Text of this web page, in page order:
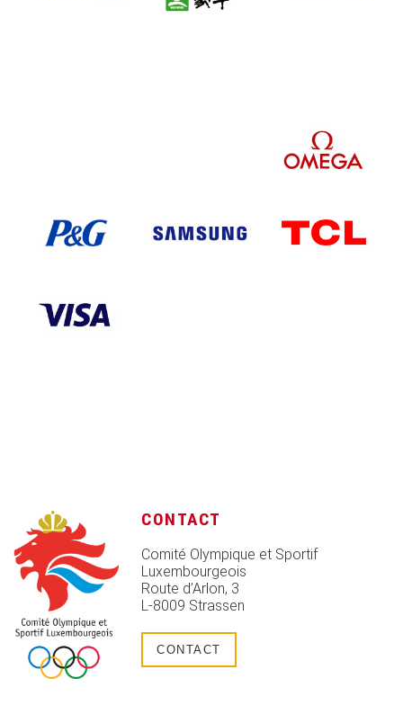
CONTACT
Comité Olympique et Sportif
Luxembourgeois
Route d’Arlon, 3
L-8009 Strassen
CONTACT